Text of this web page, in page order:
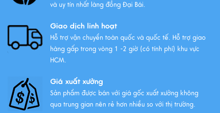
và uy tín nhất làng đồng Đại Bái.
Giao dịch linh hoạt
Hỗ trợ vận chuyển toàn quốc và quốc tế. Hỗ trợ giao
hàng gấp trong vòng 1 -2 giờ (có tính phí) khu vực
HCM.
Giá xuất xưởng
Sản phẩm được bán với giá gốc xuất xưởng không
qua trung gian nên rẻ hơn nhiều so với thị trường.